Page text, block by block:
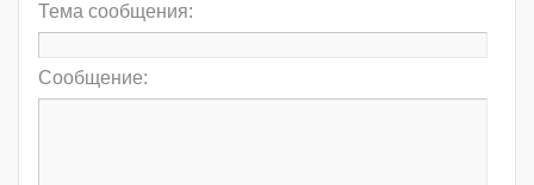
Тема сообщения:
Сообщение: